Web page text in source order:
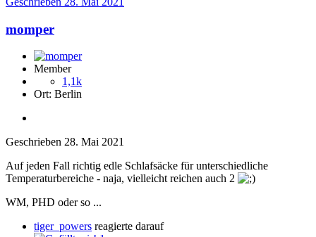
momper
Member
1,1k
Ort: Berlin
Geschrieben 28. Mai 2021
Auf jeden Fall richtig edle Schlafsäcke für unterschiedliche
Temperaturbereiche - naja, vielleicht reichen auch 2
WM, PHD oder so ...
tiger_powers reagierte darauf